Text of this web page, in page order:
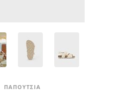
ΠΑΠΟΥΤΣΙΑ